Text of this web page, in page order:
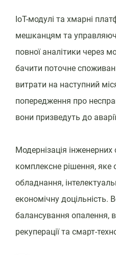
IoT-модулі та хмарні
мешканцям та
повної аналітики через
бачити поточне
витрати на наступний
попередження про
вони призведуть до
Модернізація
комплексне рішення, яке
обладнання,
економічну доцільність.
балансування опалення,
рекуперації та смарт-